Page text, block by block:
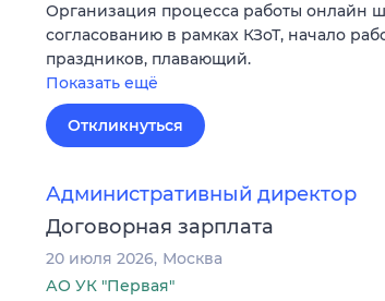
Организация процесса работы онлайн
согласованию в рамках КЗоТ, начало
праздников, плавающий.
Показать ещё
Откликнуться
Административный директор
Договорная зарплата
20 июля 2026 Москва
АО УК "Первая"